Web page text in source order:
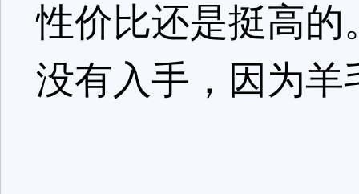
性价比还是挺高
没有入手，因为